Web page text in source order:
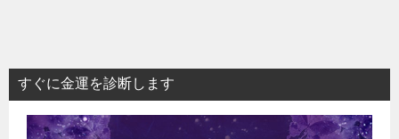
すぐに金運を診断します